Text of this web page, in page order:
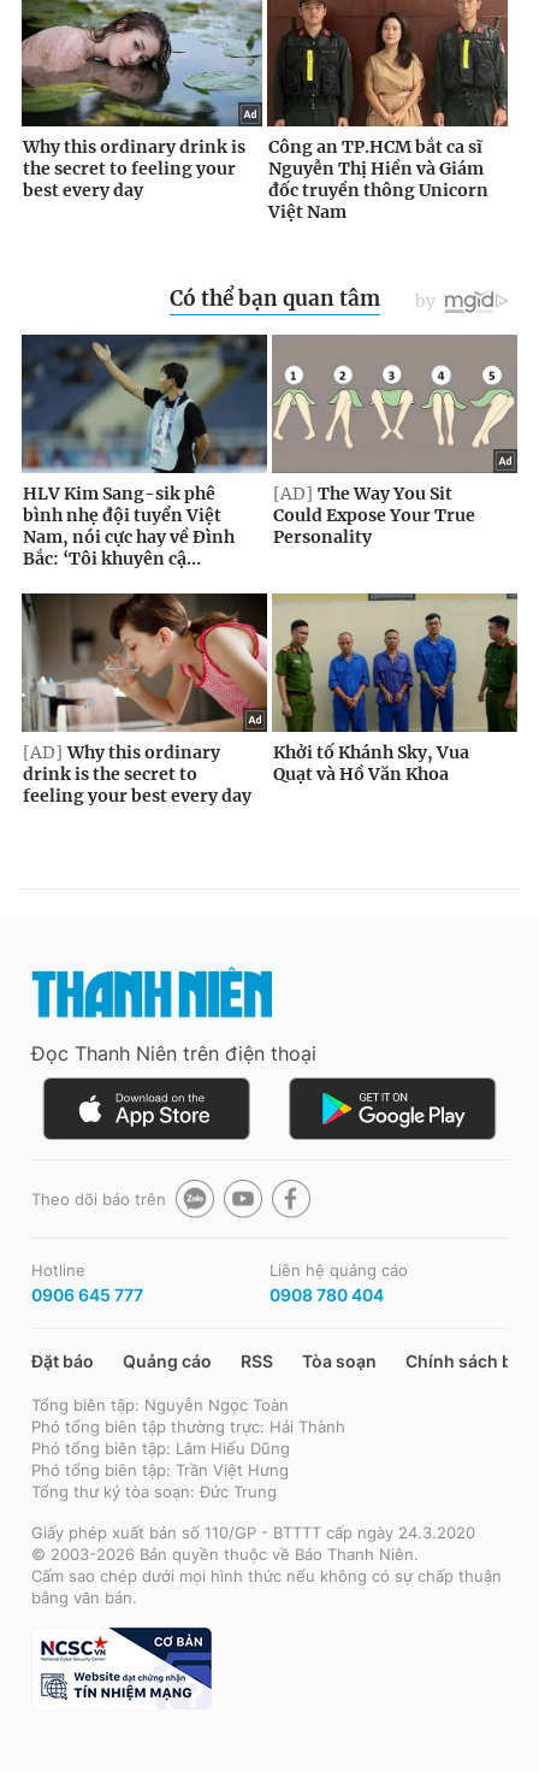
Đọc Thanh Niên trên điện thoại
Theo dõi báo trên
Hotline
0906 645 777
Liên hệ quảng cáo
0908 780 404
Đặt báo Quảng cáo RSS Tòa soạn Chính sách bảo
Tổng biên tập: Nguyễn Ngọc Toàn
Phó tổng biên tập thường trực: Hải Thành
Phó tổng biên tập: Lâm Hiếu Dũng
Phó tổng biên tập: Trần Việt Hưng
Tổng thư ký tòa soạn: Đức Trung
Giấy phép xuất bản số 110/GP - BTTTT cấp ngày 24.3.2020
© 2003-2026 Bản quyền thuộc về Báo Thanh Niên.
Cấm sao chép dưới mọi hình thức nếu không có sự chấp thuận
bằng văn bản.